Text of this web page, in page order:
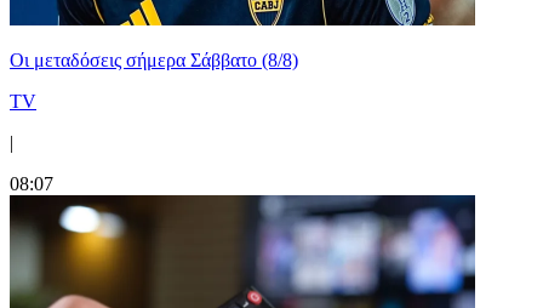
Οι μεταδόσεις σήμερα Σάββατο (8/8)
TV
|
08:07